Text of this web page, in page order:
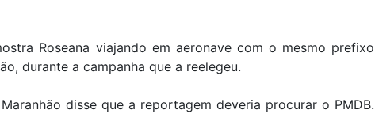
Roseana viajando em aeronave com o mesmo prefixo
durante a campanha que a reelegeu.
disse que a reportagem deveria procurar o PMDB.